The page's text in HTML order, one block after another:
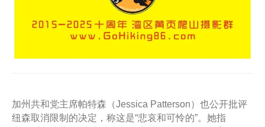
加州共和党主席帕特森（Jessica Patterson）也公开批评
纽森取消限制的决定，称这是“悲哀和可怜的”。她指